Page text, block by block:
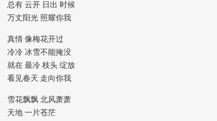
总有 云开 日出 时候
万丈阳光 照耀你我
真情 像梅花开过
冷冷 冰雪不能掩没
就在 最冷 枝头 绽放
看见春天 走向你我
雪花飘飘 北风萧萧
天地 一片苍茫